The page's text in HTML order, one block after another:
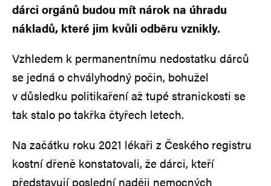
dárci orgánů budou mít nárok na úhradu
nákladů, které jim kvůli odběru vznikly.
Vzhledem k permanentnímu nedostatku dárců
se jedná o chvályhodný počin, bohužel
v důsledku politikaření až tupé stranickosti se
tak stalo po takřka čtyřech letech.
Na začátku roku 2021 lékaři z Českého registru
kostní dřeně konstatovali, že dárci, kteří
představují poslední naději nemocných